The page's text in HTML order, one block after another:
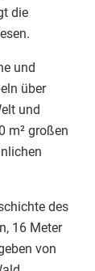
die
und
über
und
m² großen
des
16 Meter
von